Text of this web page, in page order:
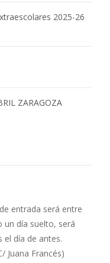
2025-26
ZARAGOZA
entrada será entre
un día suelto, será
el día de antes.
Juana Francés)